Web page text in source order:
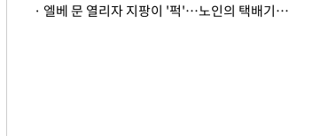
· 엘베 문 열리자 지팡이 '퍽'…노인의 택배기사 폭행 이유